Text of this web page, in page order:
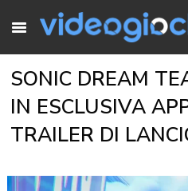
SONIC DREAM
IN ESCLUSIVA
TRAILER DI